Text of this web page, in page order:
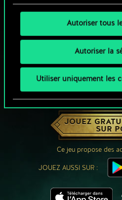
Autoriser tous
Autoriser la
Utiliser uniquement les
UNE PETITE
JOUEZ
SUR
Ce jeu propose des
JOUEZ AUSSI SUR :